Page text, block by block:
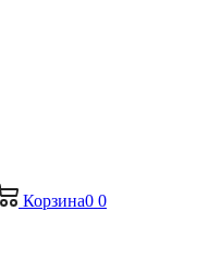
Корзина0 0